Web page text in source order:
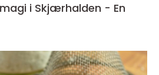
i Skjærhalden - En